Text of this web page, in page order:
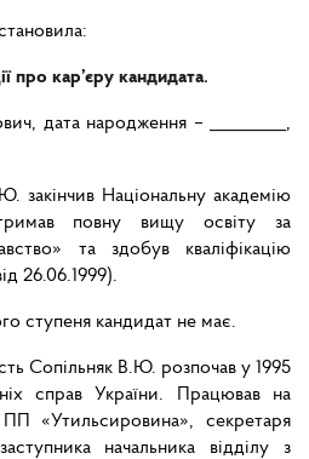
про кар’єру кандидата.
дата народження – _________,
закінчив Національну академію
повну вищу освіту за
та здобув кваліфікацію
26.06.1999).
ступеня кандидат не має.
Сопільняк В.Ю. розпочав у 1995
справ України. Працював на
«Утильсировина», секретаря
начальника відділу з